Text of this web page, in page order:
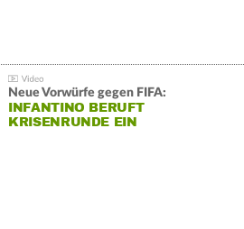
Neue Vorwürfe gegen FIFA:
INFANTINO BERUFT
KRISENRUNDE EIN